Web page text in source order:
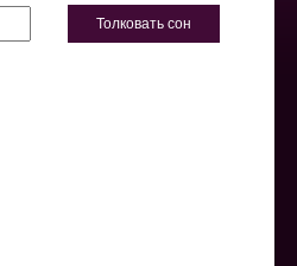
Толковать сон